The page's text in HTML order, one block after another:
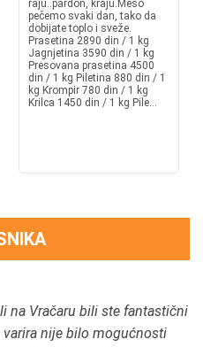
raju..pardon, kraju.Meso
pečemo svaki dan, tako da
dobijate toplo i sveže.
Prasetina 2890 din / 1 kg
Jagnjetina 3590 din / 1 kg
Presovana prasetina 4500
din / 1 kg Piletina 880 din / 1
kg Krompir 780 din / 1 kg
Krilca 1450 din / 1 kg Pile...
na Vračaru bili ste fantastični
nije bilo mogućnosti